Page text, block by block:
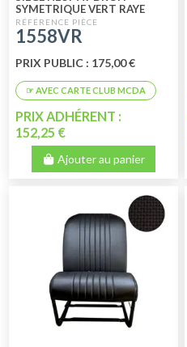
SYMETRIQUE VERT RAYE
1558VR
PRIX PUBLIC : 175,00 €
PRIX ADHÉRENT :
152,25 €
Ajouter au panier